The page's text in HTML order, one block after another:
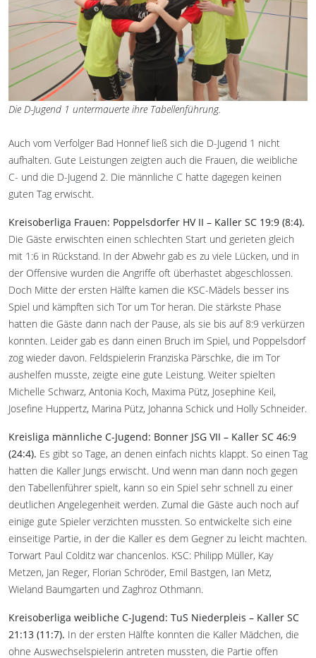
Die D-Jugend 1 untermauerte ihre Tabellenführung.
Auch vom Verfolger Bad Honnef ließ sich die D-Jugend 1 nicht
aufhalten. Gute Leistungen zeigten auch die Frauen, die weibliche
C- und die D-Jugend 2. Die männliche C hatte dagegen keinen
guten Tag erwischt.
Kreisoberliga Frauen: Poppelsdorfer HV II – Kaller SC 19:9 (8:4).
Die Gäste erwischten einen schlechten Start und gerieten gleich
mit 1:6 in Rückstand. In der Abwehr gab es zu viele Lücken, und in
der Offensive wurden die Angriffe oft überhastet abgeschlossen.
Doch Mitte der ersten Hälfte kamen die KSC-Mädels besser ins
Spiel und kämpften sich Tor um Tor heran. Die stärkste Phase
hatten die Gäste dann nach der Pause, als sie bis auf 8:9 verkürzen
konnten. Leider gab es dann einen Bruch im Spiel, und Poppelsdorf
zog wieder davon. Feldspielerin Franziska Pärschke, die im Tor
aushelfen musste, zeigte eine gute Leistung. Weiter spielten
Michelle Schwarz, Antonia Koch, Maxima Pütz, Josephine Keil,
Josefine Huppertz, Marina Pütz, Johanna Schick und Holly Schneider.
Kreisliga männliche C-Jugend: Bonner JSG VII – Kaller SC 46:9
(24:4). Es gibt so Tage, an denen einfach nichts klappt. So einen Tag
hatten die Kaller Jungs erwischt. Und wenn man dann noch gegen
den Tabellenführer spielt, kann so ein Spiel sehr schnell zu einer
deutlichen Angelegenheit werden. Zumal die Gäste auch noch auf
einige gute Spieler verzichten mussten. So entwickelte sich eine
einseitige Partie, in der die Kaller es dem Gegner zu leicht machten.
Torwart Paul Colditz war chancenlos. KSC: Philipp Müller, Kay
Metzen, Jan Reger, Florian Schröder, Emil Bastgen, Ian Metz,
Wieland Baumgarten und Zaghroz Othmann.
Kreisoberliga weibliche C-Jugend: TuS Niederpleis – Kaller SC
21:13 (11:7). In der ersten Hälfte konnten die Kaller Mädchen, die
ohne Auswechselspielerin antreten mussten, die Partie offen